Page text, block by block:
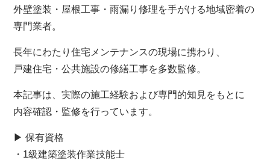
外壁塗装・屋根工事・雨漏り修理を手がける地域密着の
専門業者。
長年にわたり住宅メンテナンスの現場に携わり、
戸建住宅・公共施設の修繕工事を多数監修。
本記事は、実際の施工経験および専門的知見をもとに
内容確認・監修を行っています。
▶ 保有資格
・1級建築塗装作業技能士